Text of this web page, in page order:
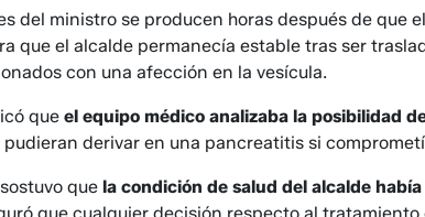
del ministro se producen horas después de que
que el alcalde permanecía estable tras ser
con una afección en la vesícula.
que el equipo médico analizaba la posibilidad
pudieran derivar en una pancreatitis si
que la condición de salud del alcalde